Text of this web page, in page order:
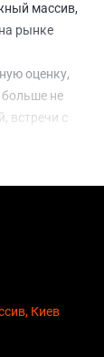
массив,
рынке
оценку,
не
встречи с
Киев